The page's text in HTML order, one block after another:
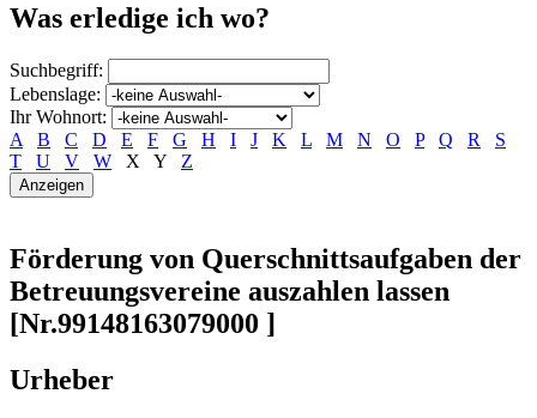
Was erledige ich wo?
Suchbegriff:
Lebenslage:
Ihr Wohnort:
A
B C D E F G H I J K L M N O P Q R
S
T
U V W X Y Z
Förderung von Querschnittsaufgaben der
Betreuungsvereine auszahlen lassen
[Nr.99148163079000 ]
Urheber